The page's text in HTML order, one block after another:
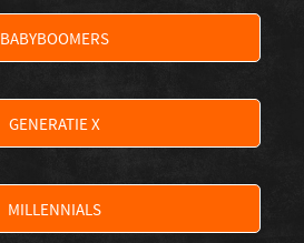
BABYBOOMERS
GENERATIE X
MILLENNIALS